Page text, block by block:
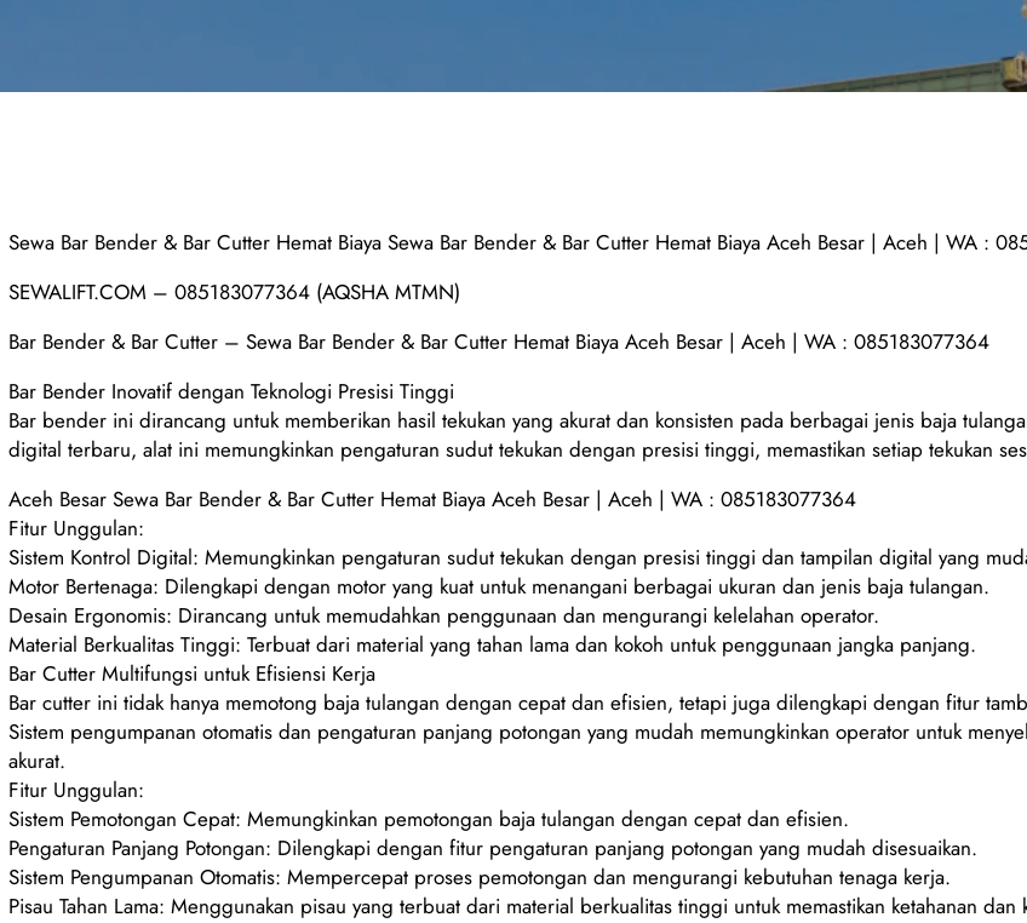
Sewa Bar Bender & Bar Cutter Hemat Biaya Sewa Bar Bender & Bar Cutter Hemat Biaya Aceh Besar | Aceh | WA :
SEWALIFT.COM – 085183077364 (AQSHA MTMN)
Bar Bender & Bar Cutter – Sewa Bar Bender & Bar Cutter Hemat Biaya Aceh Besar | Aceh | WA : 085183077364
Bar Bender Inovatif dengan Teknologi Presisi Tinggi
Bar bender ini dirancang untuk memberikan hasil tekukan yang akurat dan konsisten pada berbagai jenis baja
digital terbaru, alat ini memungkinkan pengaturan sudut tekukan dengan presisi tinggi, memastikan setiap tekukan
Aceh Besar Sewa Bar Bender & Bar Cutter Hemat Biaya Aceh Besar | Aceh | WA : 085183077364
Fitur Unggulan:
Sistem Kontrol Digital: Memungkinkan pengaturan sudut tekukan dengan presisi tinggi dan tampilan digital yang
Motor Bertenaga: Dilengkapi dengan motor yang kuat untuk menangani berbagai ukuran dan jenis baja tulangan.
Desain Ergonomis: Dirancang untuk memudahkan penggunaan dan mengurangi kelelahan operator.
Material Berkualitas Tinggi: Terbuat dari material yang tahan lama dan kokoh untuk penggunaan jangka panjang.
Bar Cutter Multifungsi untuk Efisiensi Kerja
Bar cutter ini tidak hanya memotong baja tulangan dengan cepat dan efisien, tetapi juga dilengkapi dengan fitur
Sistem pengumpanan otomatis dan pengaturan panjang potongan yang mudah memungkinkan operator untuk
akurat.
Fitur Unggulan:
Sistem Pemotongan Cepat: Memungkinkan pemotongan baja tulangan dengan cepat dan efisien.
Pengaturan Panjang Potongan: Dilengkapi dengan fitur pengaturan panjang potongan yang mudah disesuaikan.
Sistem Pengumpanan Otomatis: Mempercepat proses pemotongan dan mengurangi kebutuhan tenaga kerja.
Pisau Tahan Lama: Menggunakan pisau yang terbuat dari material berkualitas tinggi untuk memastikan ketahanan dan